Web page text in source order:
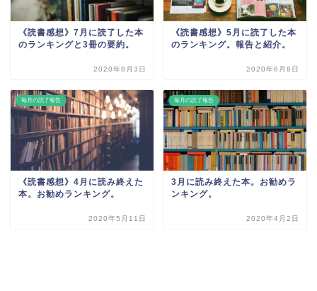
《読書感想》7月に読了した本
のランキングと3冊の要約。
2020年8月3日
《読書感想》5月に読了した本
のランキング。報告と紹介。
2020年6月8日
毎月の読了報告
《読書感想》4月に読み終えた
本。お勧めランキング。
2020年5月11日
毎月の読了報告
3月に読み終えた本。お勧めラ
ンキング。
2020年4月2日